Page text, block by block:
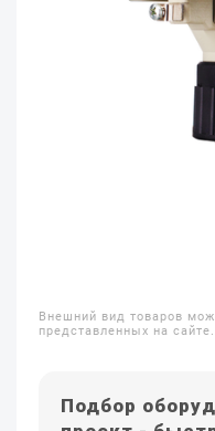
Внешний вид товаров
представленных на сайте.
Подбор